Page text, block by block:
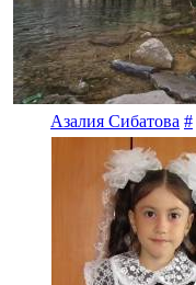
Азалия Сибатова #